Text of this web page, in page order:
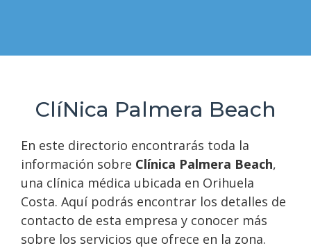
ClíNica Palmera Beach
En este directorio encontrarás toda la
información sobre Clínica Palmera Beach,
una clínica médica ubicada en Orihuela
Costa. Aquí podrás encontrar los detalles de
contacto de esta empresa y conocer más
sobre los servicios que ofrece en la zona.